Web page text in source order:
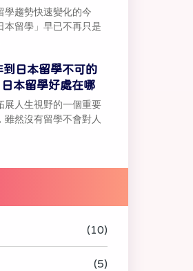
學趨勢快速變化的今
本留學」早已不再只是
到日本留學不可的
本留學好處在哪
展人生視野的一個重要
雖然沒有留學不會對人
(10)
(5)